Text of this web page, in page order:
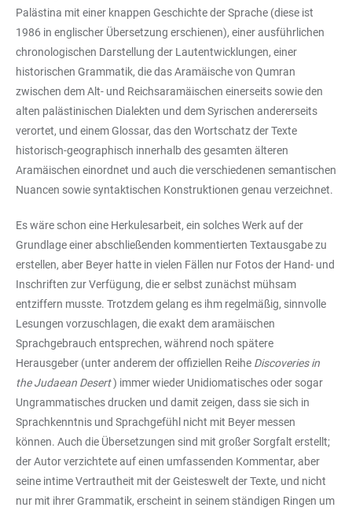
Palästina mit einer knappen Geschichte der Sprache (diese ist
1986 in englischer Übersetzung erschienen), einer ausführlichen
chronologischen Darstellung der Lautentwicklungen, einer
historischen Grammatik, die das Aramäische von Qumran
zwischen dem Alt- und Reichsaramäischen einerseits sowie den
alten palästinischen Dialekten und dem Syrischen andererseits
verortet, und einem Glossar, das den Wortschatz der Texte
historisch-geographisch innerhalb des gesamten älteren
Aramäischen einordnet und auch die verschiedenen semantischen
Nuancen sowie syntaktischen Konstruktionen genau verzeichnet.
Es wäre schon eine Herkulesarbeit, ein solches Werk auf der
Grundlage einer abschließenden kommentierten Textausgabe zu
erstellen, aber Beyer hatte in vielen Fällen nur Fotos der Hand- und
Inschriften zur Verfügung, die er selbst zunächst mühsam
entziffern musste. Trotzdem gelang es ihm regelmäßig, sinnvolle
Lesungen vorzuschlagen, die exakt dem aramäischen
Sprachgebrauch entsprechen, während noch spätere
Herausgeber (unter anderem der offiziellen Reihe Discoveries in
the Judaean Desert) immer wieder Unidiomatisches oder sogar
Ungrammatisches drucken und damit zeigen, dass sie sich in
Sprachkenntnis und Sprachgefühl nicht mit Beyer messen
können. Auch die Übersetzungen sind mit großer Sorgfalt erstellt;
der Autor verzichtete auf einen umfassenden Kommentar, aber
seine intime Vertrautheit mit der Geisteswelt der Texte, und nicht
nur mit ihrer Grammatik, erscheint in seinem ständigen Ringen um